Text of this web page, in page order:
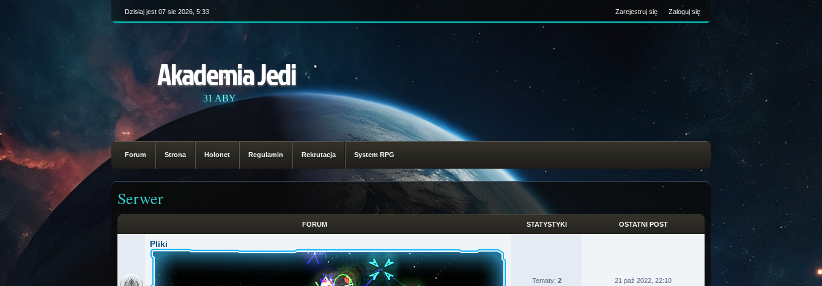
Dzisiaj jest 07 sie 2026, 5:33 Zarejestruj się Zaloguj się
Akademia Jedi
31 ABY
Forum Strona Holonet Regulamin Rekrutacja System RPG
Serwer
FORUM STATYSTYKI OSTATNI POST
Pliki
Tematy: 2
21 paź 2022, 22:10